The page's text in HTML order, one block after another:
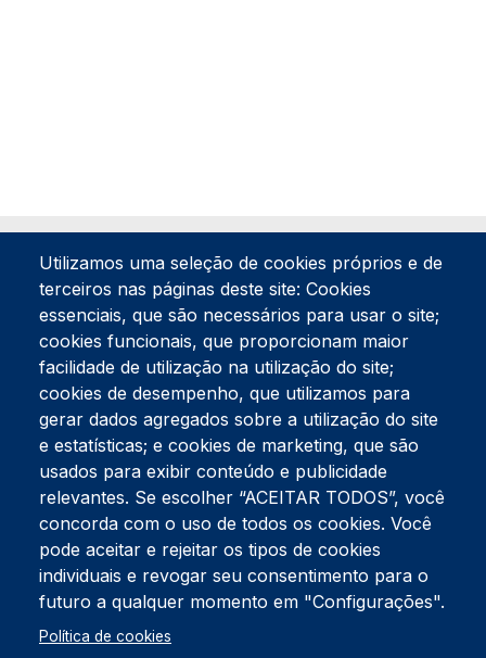
Tel:234 390 100Fax:234 390 100
Endereço Postal
Apartado 42
Rua Gil Eanes 31
3834-908 Gafanha da Nazaré
Estúdios
Rua Prior Guerra
Edifício do Centro Cultural da Gafanha da Nazaré
3830-556 Gafanha da Nazaré
Rodapé
Cookies Política de Privacidade
Utilizamos uma seleção de cookies próprios e de
terceiros nas páginas deste site: Cookies
essenciais, que são necessários para usar o site;
cookies funcionais, que proporcionam maior
facilidade de utilização na utilização do site;
cookies de desempenho, que utilizamos para
gerar dados agregados sobre a utilização do site
e estatísticas; e cookies de marketing, que são
usados para exibir conteúdo e publicidade
relevantes. Se escolher “ACEITAR TODOS”, você
concorda com o uso de todos os cookies. Você
pode aceitar e rejeitar os tipos de cookies
individuais e revogar seu consentimento para o
futuro a qualquer momento em "Configurações".
Política de cookies